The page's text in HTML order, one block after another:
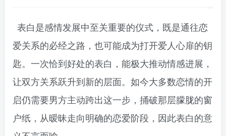
表白是感情发展中至关重要的仪式，既是通往恋
爱关系的必经之路，也可能成为打开爱人心扉的钥
匙。一次恰到好处的表白，能极大推动情感进展，
让双方关系跃升到新的层面。如今大多数恋情的开
启仍需要男方主动跨出这一步，捅破那层朦胧的窗
户纸，从暧昧走向明确的恋爱阶段，因此表白的意